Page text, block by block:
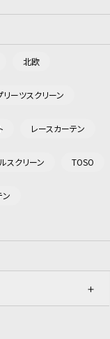
北欧
リーツスクリーン
レースカーテン
スクリーン TOSO
ン